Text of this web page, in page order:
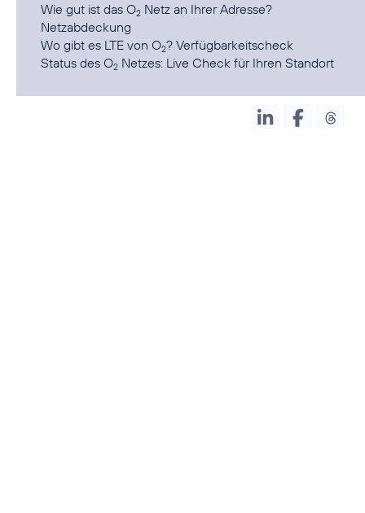
Wie gut ist das O2 Netz an Ihrer Adresse?
Netzabdeckung
Wo gibt es LTE von O2? Verfügbarkeitscheck
Status des O2 Netzes: Live Check für Ihren Standort